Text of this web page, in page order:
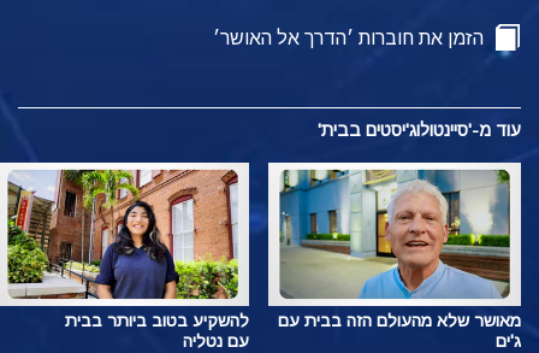
הזמן את חוברות ׳הדרך אל האושר׳
עוד מ-'סיינטולוג'יסטים בבית'
מאושר שלא מהעולם הזה בבית עם
ג'ים
להשקיע בטוב ביותר בבית
עם נטליה